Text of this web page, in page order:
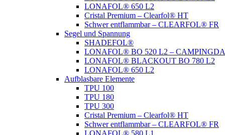
LONAFOL® 650 L2
Cristal Premium – Clearfol® HT
Schwer entflammbar – CLEARFOL® FR
Segel und Spannung
SHADEFOL®
LONAFOL® BO 520 L2 –
LONAFOL® BLACKOUT BO 780 L2
LONAFOL® 650 L2
Aufblasbare Elemente
TPU 100
TPU 180
TPU 300
Cristal Premium – Clearfol® HT
Schwer entflammbar – CLEARFOL® FR
LONAFOL® 580 L1